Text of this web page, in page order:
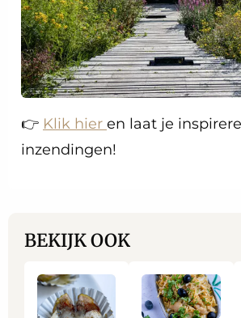
👉 Klik hier en laat je
inzendingen!
BEKIJK OOK
Lees
meer
Lees
meer